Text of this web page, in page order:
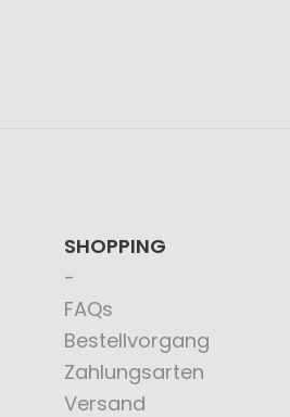
SHOPPING
FAQs
Bestellvorgang
Zahlungsarten
Versand